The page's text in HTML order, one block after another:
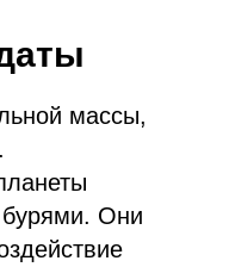
массы,
Они